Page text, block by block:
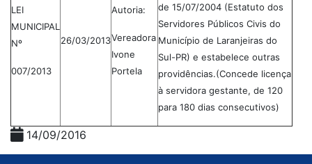
LEI
MUNICIPAL
Nº
007/2013
26/03/2013
Autoria:
Vereadora
Ivone
Portela
de 15/07/2004 (Estatuto dos
Servidores Públicos Civis do
Município de Laranjeiras do
Sul-PR) e estabelece outras
providências.(Concede licença
à servidora gestante, de 120
para 180 dias consecutivos)
14/09/2016